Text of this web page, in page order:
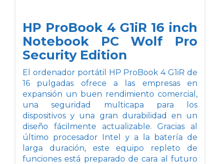
HP ProBook 4 G1iR 16 inch
Notebook PC Wolf Pro
Security Edition
El ordenador portátil HP ProBook 4 G1iR de
16 pulgadas ofrece a las empresas en
expansión un buen rendimiento comercial,
una seguridad multicapa para los
dispositivos y una gran durabilidad en un
diseño fácilmente actualizable. Gracias al
último procesador Intel y a la batería de
larga duración, este equipo repleto de
funciones está preparado de cara al futuro